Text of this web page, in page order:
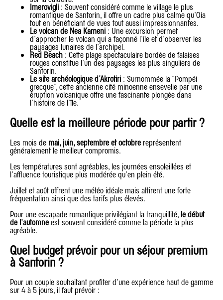
Imerovigli : Souvent considéré comme le village le plus
romantique de Santorin, il offre un cadre plus calme qu'Oia
tout en bénéficiant de vues tout aussi impressionnantes.
Le volcan de Nea Kameni : Une excursion permet
d'approcher le volcan qui a façonné l'île et d'observer les
paysages lunaires de l'archipel.
Red Beach : Cette plage spectaculaire bordée de falaises
rouges constitue l'un des paysages les plus singuliers de
Santorin.
Le site archéologique d'Akrotiri : Surnommée la "Pompéi
grecque", cette ancienne cité minoenne ensevelie par une
éruption volcanique offre une fascinante plongée dans
l'histoire de l'île.
Quelle est la meilleure période pour partir ?
Les mois de mai, juin, septembre et octobre représentent
généralement le meilleur compromis.
Les températures sont agréables, les journées ensoleillées et
l'affluence touristique plus modérée qu'en plein été.
Juillet et août offrent une météo idéale mais attirent une forte
fréquentation ainsi que des tarifs plus élevés.
Pour une escapade romantique privilégiant la tranquillité, le début
de l'automneest souvent considéré comme la période la plus
agréable.
Quel budget prévoir pour un séjour premium
à Santorin ?
Pour un couple souhaitant profiter d'une expérience haut de gamme
sur 4 à 5 jours, il faut prévoir :